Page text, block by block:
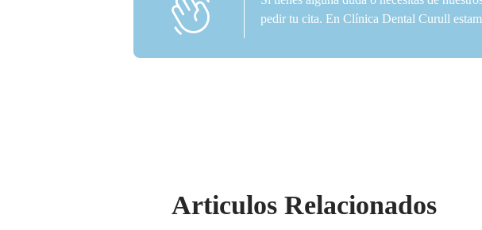
pedir tu cita. En Clínica Dental Curull
Articulos Relacionados